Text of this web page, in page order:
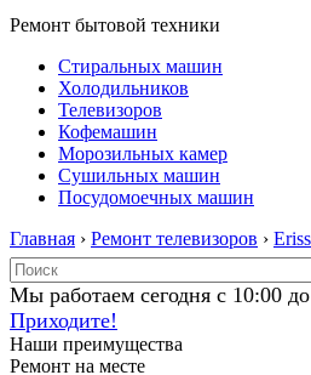
Ремонт бытовой техники
Стиральных машин
Холодильников
Телевизоров
Кофемашин
Морозильных камер
Сушильных машин
Посудомоечных машин
Главная › Ремонт телевизоров ›
Мы работаем сегодня с 10:00
Приходите!
Наши преимущества
Ремонт на месте